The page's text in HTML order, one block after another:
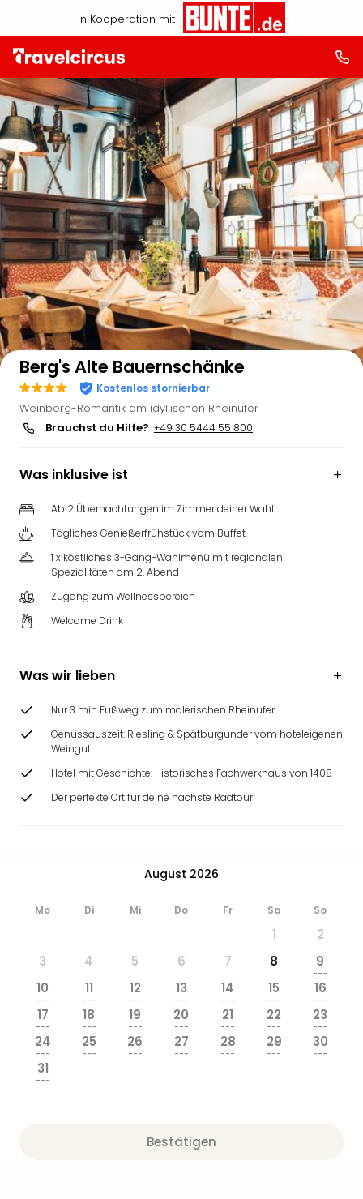
in Kooperation mit
Auf der Karte anzeigen
Berg's Alte Bauernschänke
Kostenlos stornierbar
Weinberg-Romantik am idyllischen Rheinufer
Brauchst du Hilfe? +49 30 5444 55 800
Was inklusive ist
Ab 2 Übernachtungen im Zimmer deiner Wahl
Tägliches Genießerfrühstück vom Buffet
1 x köstliches 3-Gang-Wahlmenü mit regionalen
Spezialitäten am 2. Abend
Zugang zum Wellnessbereich
Welcome Drink
Was wir lieben
Nur 3 min Fußweg zum malerischen Rheinufer
Genussauszeit: Riesling & Spätburgunder vom hoteleigenen
Weingut
Hotel mit Geschichte: Historisches Fachwerkhaus von 1408
Der perfekte Ort für deine nächste Radtour
August 2026
Mo Di Mi Do Fr Sa So
1
2
3
4 5 6 7 8 9
---
10
---
11
---
12
---
13
---
14
---
15
---
16
---
17
---
18
---
19
---
20
---
21
---
22
---
23
---
24
---
25
---
26
---
27
---
28
---
29
---
30
---
31
---
Bestätigen